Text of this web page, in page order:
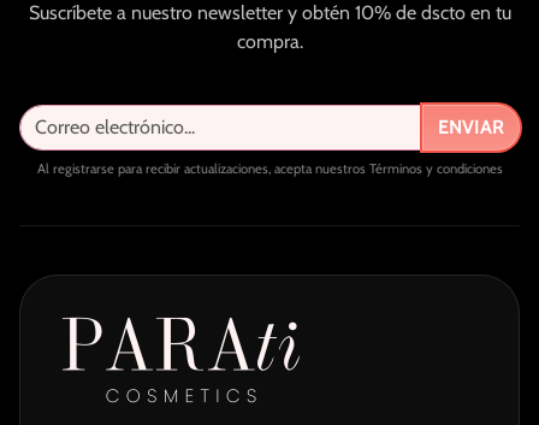
Suscríbete a nuestro newsletter y obtén 10% de dscto en tu
compra.
ENVIAR
Al registrarse para recibir actualizaciones, acepta nuestros Términos y condiciones